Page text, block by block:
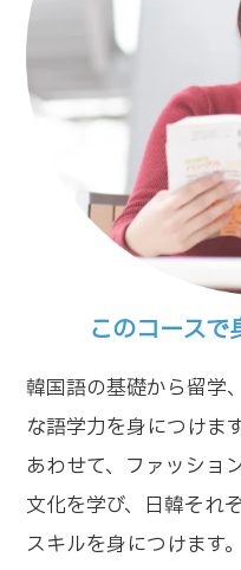
このコース
韓国語の基礎から留学
な語学力を身につけます
あわせて、ファッショ
文化を学び、日韓それ
スキルを身につけます。